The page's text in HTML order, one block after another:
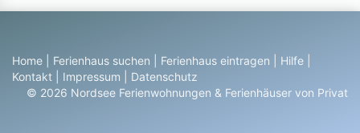
Home Ferienhaus suchen Ferienhaus eintragen Hilfe
Kontakt
Impressum
Datenschutz
© 2026 Nordsee Ferienwohnungen & Ferienhäuser von Privat